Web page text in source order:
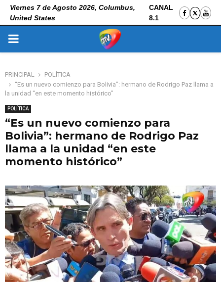
Viernes 7 de Agosto 2026, Columbus,
United States
CANAL
8.1
PRIMARY
PRINCIPAL
POLÍTICA
“Es un nuevo comienzo para Bolivia”: hermano de Rodrigo Paz llama a
la unidad “en este momento histórico”
POLÍTICA
“Es un nuevo comienzo para
Bolivia”: hermano de Rodrigo Paz
llama a la unidad “en este
momento histórico”